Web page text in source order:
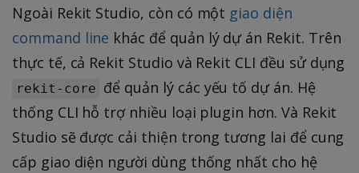
Ngoài Rekit Studio, còn có một giao diện
command line khác để quản lý dự án Rekit. Trên
thực tế, cả Rekit Studio và Rekit CLI đều sử dụng
rekit-core để quản lý các yếu tố dự án. Hệ
thống CLI hỗ trợ nhiều loại plugin hơn. Và Rekit
Studio sẽ được cải thiện trong tương lai để cung
cấp giao diện người dùng thống nhất cho hệ